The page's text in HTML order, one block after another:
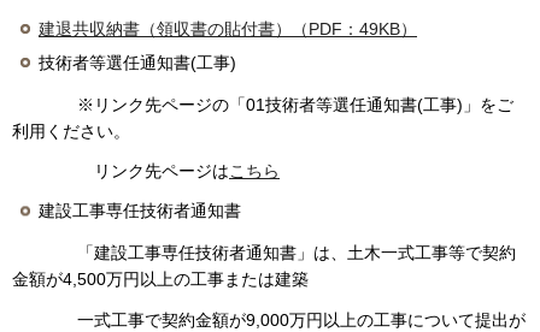
建退共収納書（領収書の貼付書）（PDF：49KB）
技術者等選任通知書(工事)
※リンク先ページの「01技術者等選任通知書(工事)」をご
利用ください。
リンク先ページはこちら
建設工事専任技術者通知書
「建設工事専任技術者通知書」は、土木一式工事等で契約
金額が4,500万円以上の工事または建築
一式工事で契約金額が9,000万円以上の工事について提出が